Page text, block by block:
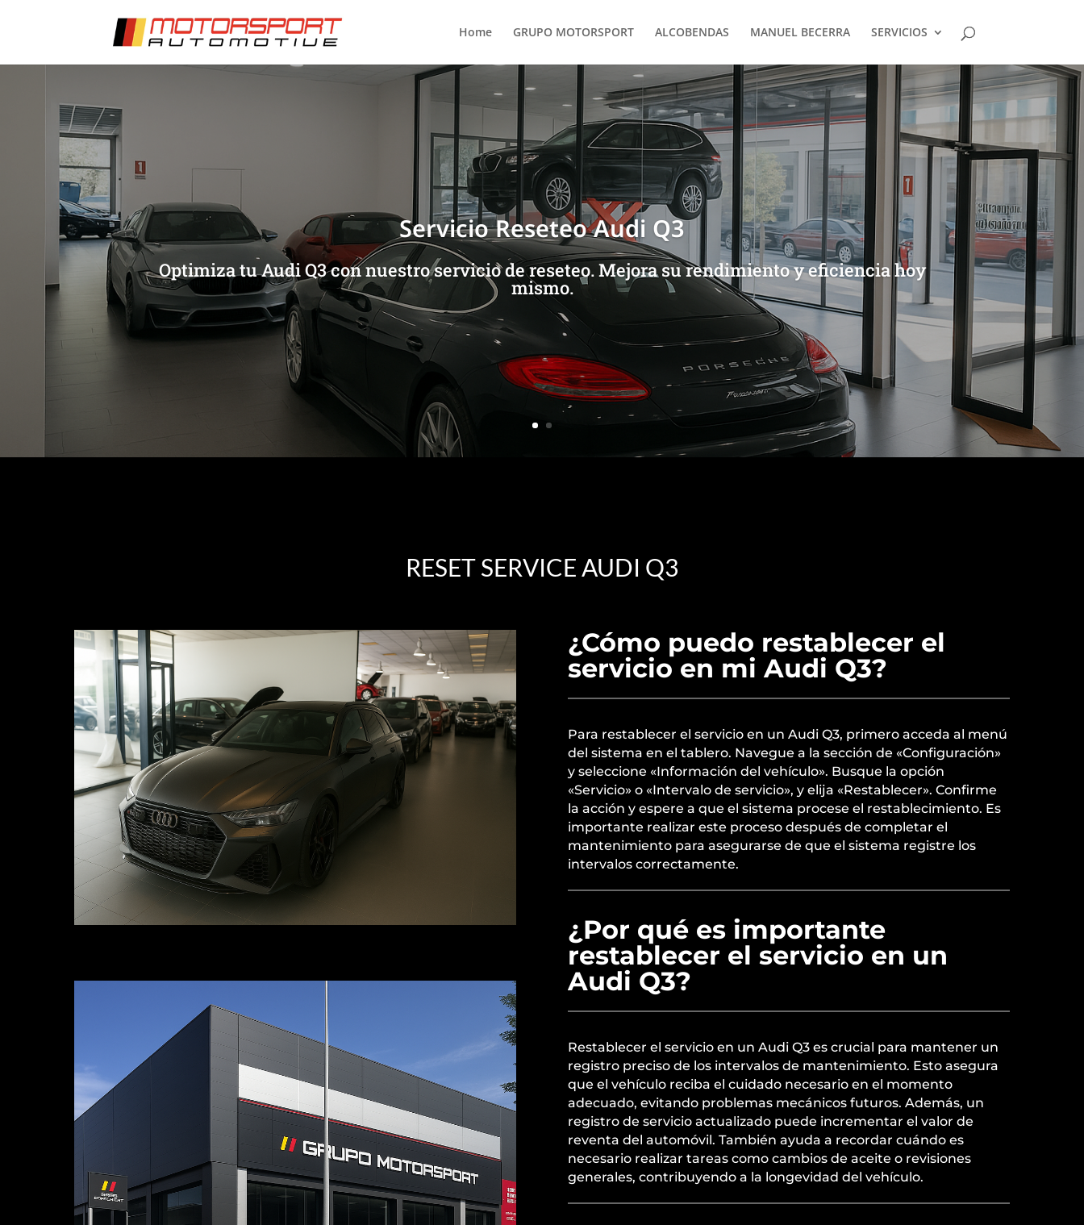
Home GRUPO MOTORSPORT ALCOBENDAS MANUEL BECERRA SERVICIOS
Servicio Reseteo Audi Q3
Optimiza tu Audi Q3 con nuestro servicio de reseteo. Mejora su rendimiento y eficiencia hoy
mismo.
RESET SERVICE AUDI Q3
¿Cómo puedo restablecer el
servicio en mi Audi Q3?
Para restablecer el servicio en un Audi Q3, primero acceda al menú
del sistema en el tablero. Navegue a la sección de «Configuración»
y seleccione «Información del vehículo». Busque la opción
«Servicio» o «Intervalo de servicio», y elija «Restablecer». Confirme
la acción y espere a que el sistema procese el restablecimiento. Es
importante realizar este proceso después de completar el
mantenimiento para asegurarse de que el sistema registre los
intervalos correctamente.
¿Por qué es importante
restablecer el servicio en un
Audi Q3?
Restablecer el servicio en un Audi Q3 es crucial para mantener un
registro preciso de los intervalos de mantenimiento. Esto asegura
que el vehículo reciba el cuidado necesario en el momento
adecuado, evitando problemas mecánicos futuros. Además, un
registro de servicio actualizado puede incrementar el valor de
reventa del automóvil. También ayuda a recordar cuándo es
necesario realizar tareas como cambios de aceite o revisiones
generales, contribuyendo a la longevidad del vehículo.